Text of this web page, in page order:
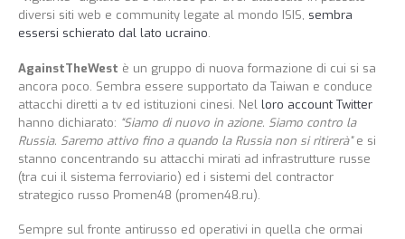
diversi siti web e community legate al mondo ISIS, sembra
essersi schierato dal lato ucraino.
AgainstTheWest è un gruppo di nuova formazione di cui si sa
ancora poco. Sembra essere supportato da Taiwan e conduce
attacchi diretti a tv ed istituzioni cinesi. Nel loro account Twitter
hanno dichiarato: “Siamo di nuovo in azione. Siamo contro la
Russia. Saremo attivo fino a quando la Russia non si ritirerà”e si
stanno concentrando su attacchi mirati ad infrastrutture russe
(tra cui il sistema ferroviario) ed i sistemi del contractor
strategico russo Promen48 (promen48.ru).
Sempre sul fronte antirusso ed operativi in quella che ormai